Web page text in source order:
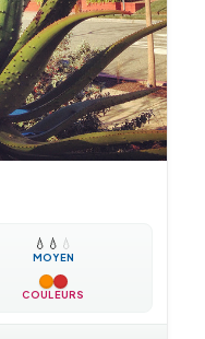
💧 💧 💧
MOYEN
COULEURS